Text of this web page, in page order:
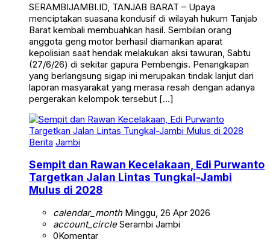
SERAMBIJAMBI.ID, TANJAB BARAT – Upaya
menciptakan suasana kondusif di wilayah hukum Tanjab
Barat kembali membuahkan hasil. Sembilan orang
anggota geng motor berhasil diamankan aparat
kepolisian saat hendak melakukan aksi tawuran, Sabtu
(27/6/26) di sekitar gapura Pembengis. Penangkapan
yang berlangsung sigap ini merupakan tindak lanjut dari
laporan masyarakat yang merasa resah dengan adanya
pergerakan kelompok tersebut […]
Berita Jambi
Sempit dan Rawan Kecelakaan, Edi Purwanto
Targetkan Jalan Lintas Tungkal-Jambi
Mulus di 2028
calendar_monthMinggu, 26 Apr 2026
account_circleSerambi Jambi
0Komentar